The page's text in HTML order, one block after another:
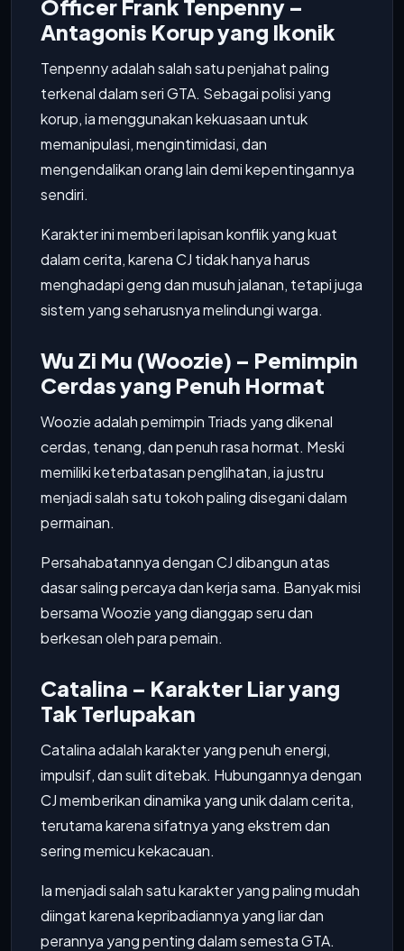
Officer Frank Tenpenny –
Antagonis Korup yang Ikonik
Tenpenny adalah salah satu penjahat paling
terkenal dalam seri GTA. Sebagai polisi yang
korup, ia menggunakan kekuasaan untuk
memanipulasi, mengintimidasi, dan
mengendalikan orang lain demi kepentingannya
sendiri.
Karakter ini memberi lapisan konflik yang kuat
dalam cerita, karena CJ tidak hanya harus
menghadapi geng dan musuh jalanan, tetapi juga
sistem yang seharusnya melindungi warga.
Wu Zi Mu (Woozie) – Pemimpin
Cerdas yang Penuh Hormat
Woozie adalah pemimpin Triads yang dikenal
cerdas, tenang, dan penuh rasa hormat. Meski
memiliki keterbatasan penglihatan, ia justru
menjadi salah satu tokoh paling disegani dalam
permainan.
Persahabatannya dengan CJ dibangun atas
dasar saling percaya dan kerja sama. Banyak misi
bersama Woozie yang dianggap seru dan
berkesan oleh para pemain.
Catalina – Karakter Liar yang
Tak Terlupakan
Catalina adalah karakter yang penuh energi,
impulsif, dan sulit ditebak. Hubungannya dengan
CJ memberikan dinamika yang unik dalam cerita,
terutama karena sifatnya yang ekstrem dan
sering memicu kekacauan.
Ia menjadi salah satu karakter yang paling mudah
diingat karena kepribadiannya yang liar dan
perannya yang penting dalam semesta GTA.